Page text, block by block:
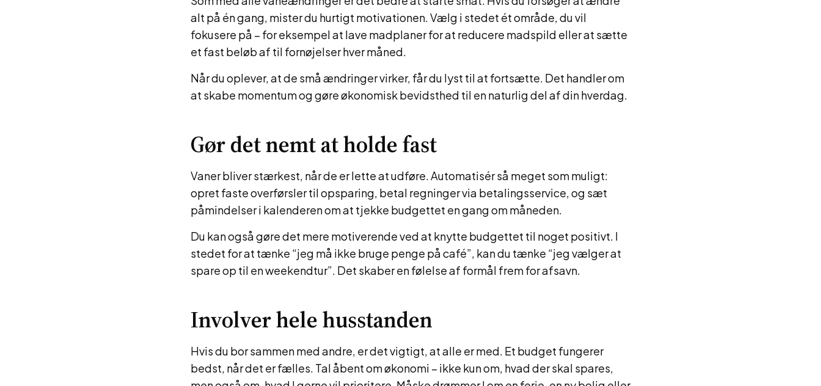
alt på én gang, mister du hurtigt motivationen. Vælg i stedet ét område, du vil
fokusere på – for eksempel at lave madplaner for at reducere madspild eller at sætte
et fast beløb af til fornøjelser hver måned.
Når du oplever, at de små ændringer virker, får du lyst til at fortsætte. Det handler om
at skabe momentum og gøre økonomisk bevidsthed til en naturlig del af din hverdag.
Gør det nemt at holde fast
Vaner bliver stærkest, når de er lette at udføre. Automatisér så meget som muligt:
opret faste overførsler til opsparing, betal regninger via betalingsservice, og sæt
påmindelser i kalenderen om at tjekke budgettet en gang om måneden.
Du kan også gøre det mere motiverende ved at knytte budgettet til noget positivt. I
stedet for at tænke “jeg må ikke bruge penge på café”, kan du tænke “jeg vælger at
spare op til en weekendtur”. Det skaber en følelse af formål frem for afsavn.
Involver hele husstanden
Hvis du bor sammen med andre, er det vigtigt, at alle er med. Et budget fungerer
bedst, når det er fælles. Tal åbent om økonomi – ikke kun om, hvad der skal spares,